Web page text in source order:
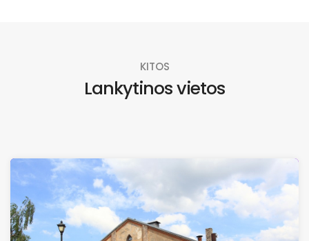
KITOS
Lankytinos vietos